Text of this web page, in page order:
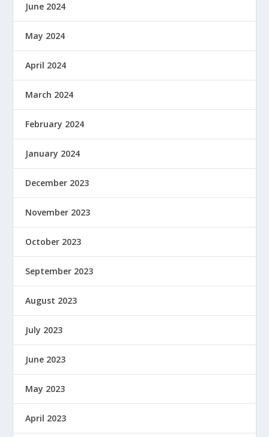
June 2024
May 2024
April 2024
March 2024
February 2024
January 2024
December 2023
November 2023
October 2023
September 2023
August 2023
July 2023
June 2023
May 2023
April 2023